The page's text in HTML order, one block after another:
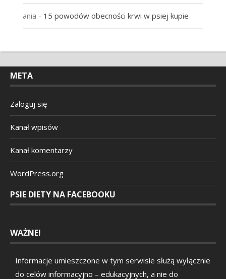
ania - 15 powodów obecności krwi w psiej kupie
META
Zaloguj się
Kanał wpisów
Kanał komentarzy
WordPress.org
PSIE DIETY NA FACEBOOKU
WAŻNE!
Informacje umieszczone w tym serwisie służą wyłącznie
do celów informacyjno – edukacyjnych, a nie do